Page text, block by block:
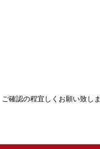
確認の程宜しくお願い致しま